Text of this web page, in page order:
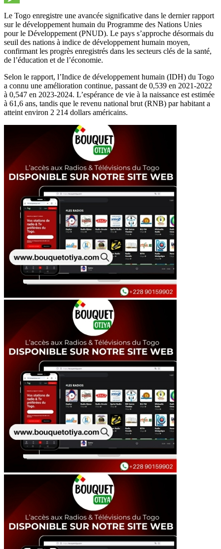
Message
Le Togo enregistre une avancée significative dans le dernier rapport
sur le développement humain du Programme des Nations Unies
pour le Développement (PNUD). Le pays s’approche désormais du
seuil des nations à indice de développement humain moyen,
confirmant les progrès enregistrés dans les secteurs clés de la santé,
de l’éducation et de l’économie.
Selon le rapport, l’Indice de développement humain (IDH) du Togo
a connu une amélioration continue, passant de 0,539 en 2021-2022
à 0,547 en 2023-2024. L’espérance de vie à la naissance est estimée
à 61,6 ans, tandis que le revenu national brut (RNB) par habitant a
atteint environ 2 214 dollars américains.